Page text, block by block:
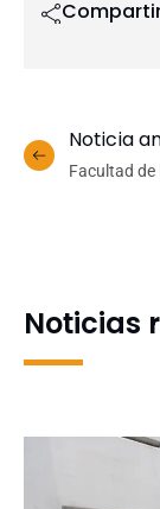
Noticia
Facultad de
Noticias